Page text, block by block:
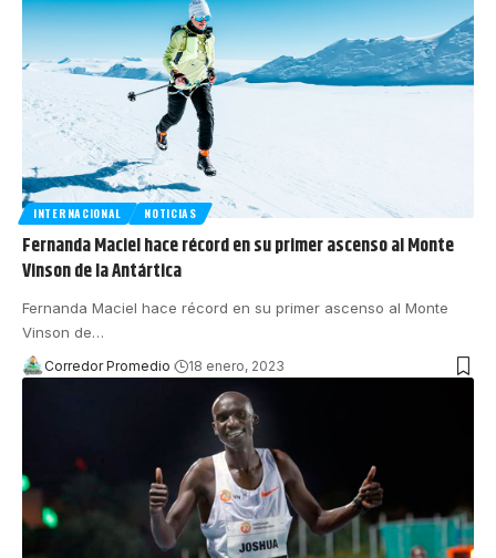
INTERNACIONAL NOTICIAS
Fernanda Maciel hace récord en su primer ascenso al Monte
Vinson de la Antártica
Fernanda Maciel hace récord en su primer ascenso al Monte
Vinson de…
Corredor Promedio 18 enero, 2023